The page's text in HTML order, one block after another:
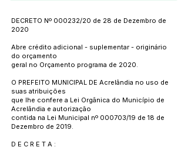
DECRETO Nº 000232/20 de 28 de Dezembro de
2020
Abre crédito adicional - suplementar - originário
do orçamento
geral no Orçamento programa de 2020.
O PREFEITO MUNICIPAL DE Acrelândia no uso de
suas atribuições
que lhe confere a Lei Orgânica do Município de
Acrelândia e autorização
contida na Lei Municipal nº 000703/19 de 18 de
Dezembro de 2019.
D E C R E T A :